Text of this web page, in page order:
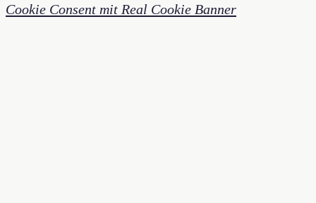
Cookie Consent mit Real Cookie Banner